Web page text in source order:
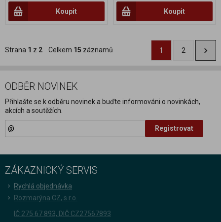
Koupit Koupit
Strana 1 z 2 Celkem 15 záznamů 1 2
ODBĚR NOVINEK
Přihlašte se k odběru novinek a buďte informováni o novinkách,
akcích a soutěžích.
Registrovat
ZÁKAZNICKÝ SERVIS
Rychlá objednávka
Rozmarýna CZ, s.r.o.
IČ 275 67 893, DIČ CZ27567893